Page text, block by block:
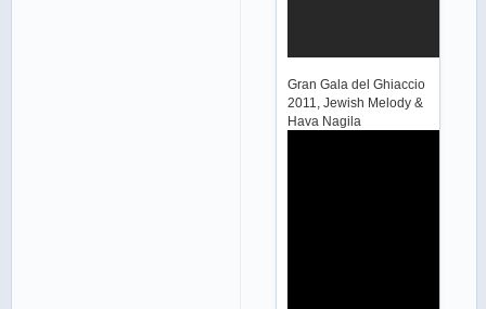
Gran Gala del Ghiaccio
2011, Jewish Melody &
Hava Nagila